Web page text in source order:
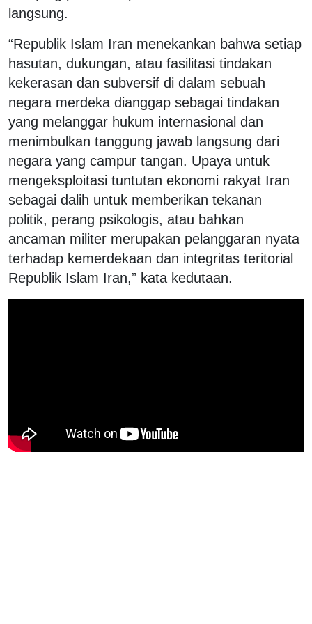
langsung.
“Republik Islam Iran menekankan bahwa setiap
hasutan, dukungan, atau fasilitasi tindakan
kekerasan dan subversif di dalam sebuah
negara merdeka dianggap sebagai tindakan
yang melanggar hukum internasional dan
menimbulkan tanggung jawab langsung dari
negara yang campur tangan. Upaya untuk
mengeksploitasi tuntutan ekonomi rakyat Iran
sebagai dalih untuk memberikan tekanan
politik, perang psikologis, atau bahkan
ancaman militer merupakan pelanggaran nyata
terhadap kemerdekaan dan integritas teritorial
Republik Islam Iran,” kata kedutaan.